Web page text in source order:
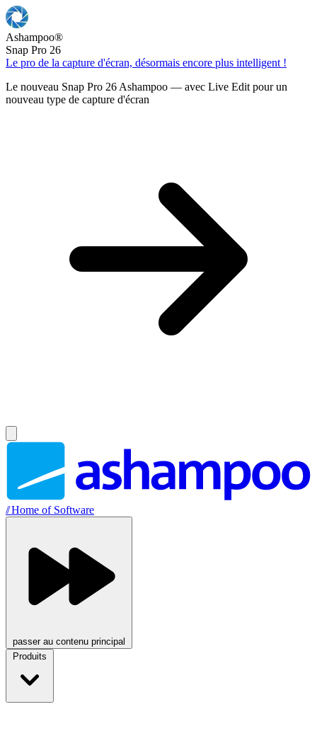
Ashampoo®
Snap Pro 26
Le pro de la capture d'écran, désormais encore plus intelligent !
Le nouveau Snap Pro 26 Ashampoo — avec Live Edit pour un
nouveau type de capture d'écran
//Home of Software
passer au contenu principal
Produits